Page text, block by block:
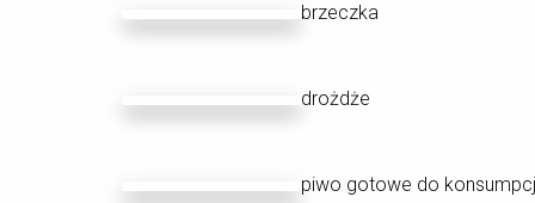
brzeczka
drożdże
piwo gotowe do